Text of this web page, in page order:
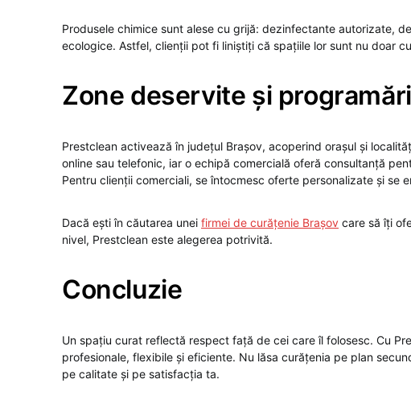
Produsele chimice sunt alese cu grijă: dezinfectante autorizate,
ecologice. Astfel, clienții pot fi liniștiți că spațiile lor sunt nu doar
Zone deservite și programări
Prestclean activează în județul Brașov, acoperind orașul și
online sau telefonic, iar o echipă comercială oferă consultanță
Pentru clienții comerciali, se întocmesc oferte personalizate și se
Dacă ești în căutarea unei firmei de curățenie Brașov care să îți
nivel, Prestclean este alegerea potrivită.
Concluzie
Un spațiu curat reflectă respect față de cei care îl folosesc. Cu
profesionale, flexibile și eficiente. Nu lăsa curățenia pe plan
pe calitate și pe satisfacția ta.